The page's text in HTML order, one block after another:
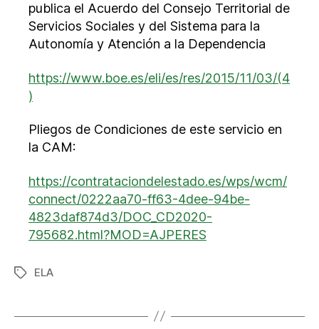
publica el Acuerdo del Consejo Territorial de
Servicios Sociales y del Sistema para la
Autonomía y Atención a la Dependencia
https://www.boe.es/eli/es/res/2015/11/03/(4
)
Pliegos de Condiciones de este servicio en
la CAM:
https://contrataciondelestado.es/wps/wcm/
connect/0222aa70-ff63-4dee-94be-
4823daf874d3/DOC_CD2020-
795682.html?MOD=AJPERES
Etiquetas
ELA